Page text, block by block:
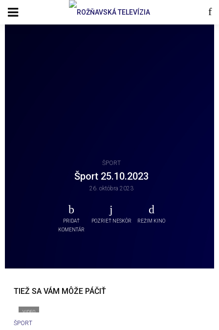
ŠPORT
Šport 25.10.2023
26. októbra 2023
PRIDAŤ
KOMENTÁR
POZRIEŤ NESKÔR REŽIM KINO
TIEŽ SA VÁM MÔŽE PÁČIŤ
VIDEO
ŠPORT